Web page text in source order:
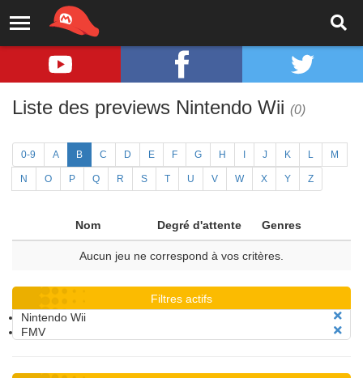
Liste des previews Nintendo Wii (0)
0-9 A B C D E F G H J K L M
N O P Q R S T U V W X Y Z
Nom Degré d'attente Genres
Aucun jeu ne correspond à vos critères.
Filtres actifs
Nintendo Wii
FMV